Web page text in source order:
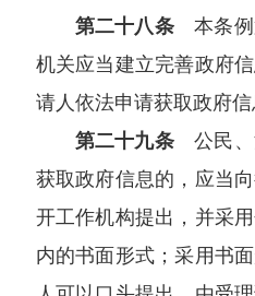
第二十八条本条例
机关应当建立完善政府
请人依法申请获取政府信
第二十九条公民、
获取政府信息的，应当
开工作机构提出，并采
内的书面形式；采用书